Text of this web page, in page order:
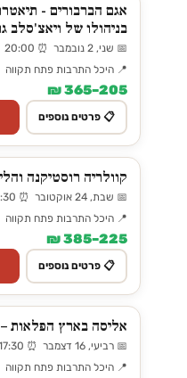
אגם הברבורים -
בניהולו של ויאצ'סלב
📅 שני, 2 נובמבר ⏰ 20:00
📍 היכל התרבות פתח תקווה
205–365 ₪
📋 פרטים נוספים
קוולריה רוסטיקנה
📅 שבת, 24 אוקטובר ⏰ 20:30
📍 היכל התרבות פתח תקווה
225–385 ₪
📋 פרטים נוספים
אליסה בארץ הפלאות –
📅 רביעי, 16 דצמבר ⏰ 17:30
📍 היכל התרבות פתח תקווה